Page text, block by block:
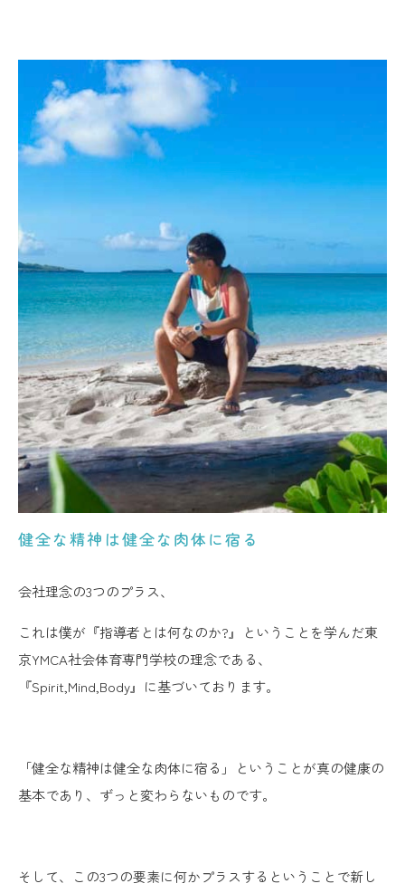
健全な精神は健全な肉体に宿る
会社理念の3つのプラス、
これは僕が『指導者とは何なのか?』ということを学んだ東
京YMCA社会体育専門学校の理念である、
『Spirit,Mind,Body』に基づいております。
「健全な精神は健全な肉体に宿る」ということが真の健康の
基本であり、ずっと変わらないものです。
そして、この3つの要素に何かプラスするということで新し